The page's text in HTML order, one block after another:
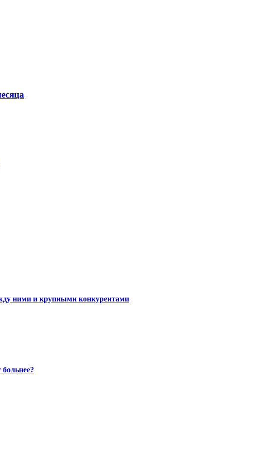
ними и крупными конкурентами